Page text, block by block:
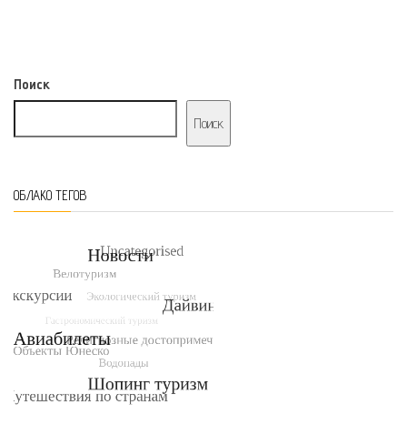
Поиск
Поиск
ОБЛАКО ТЕГОВ